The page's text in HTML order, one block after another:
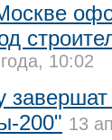
10:02
200" 13